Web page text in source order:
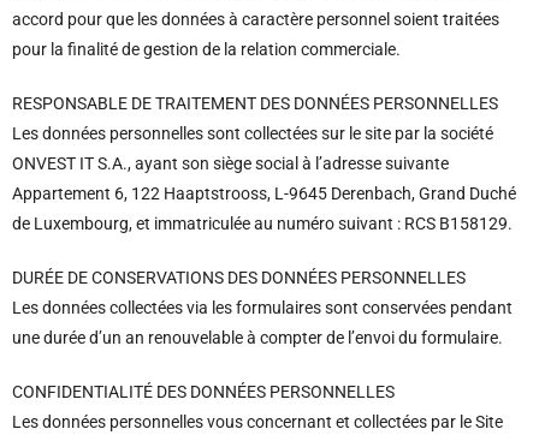
accord pour que les données à caractère personnel soient traitées
pour la finalité de gestion de la relation commerciale.
RESPONSABLE DE TRAITEMENT DES DONNÉES PERSONNELLES
Les données personnelles sont collectées sur le site par la société
ONVEST IT S.A., ayant son siège social à l’adresse suivante
Appartement 6, 122 Haaptstrooss, L-9645 Derenbach, Grand Duché
de Luxembourg, et immatriculée au numéro suivant : RCS B158129.
DURÉE DE CONSERVATIONS DES DONNÉES PERSONNELLES
Les données collectées via les formulaires sont conservées pendant
une durée d’un an renouvelable à compter de l’envoi du formulaire.
CONFIDENTIALITÉ DES DONNÉES PERSONNELLES
Les données personnelles vous concernant et collectées par le Site